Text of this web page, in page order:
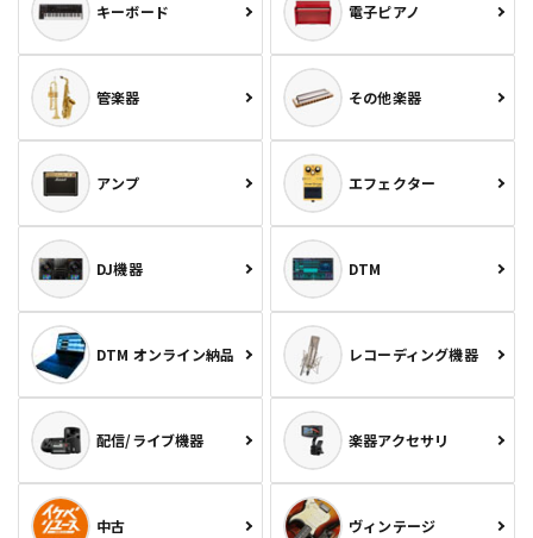
キーボード 電子ピアノ
管楽器 その他楽器
アンプ エフェクター
DJ機器 DTM
DTM オンライン納品 レコーディング機器
配信/ライブ機器 楽器アクセサリ
中古 ヴィンテージ